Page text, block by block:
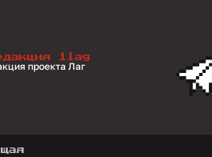
1lag
проекта Лаг